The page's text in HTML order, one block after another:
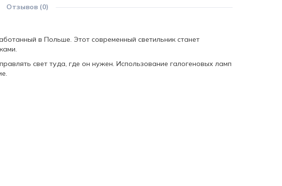
Отзывов (0)
в Польше. Этот современный светильник станет
свет туда, где он нужен. Использование галогеновых ламп